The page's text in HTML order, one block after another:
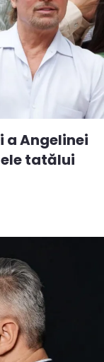
a Angelinei
tatălui